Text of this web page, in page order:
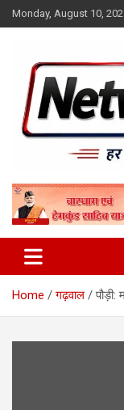
Skip
to
Monday, August 10,
Home गढ़वाल